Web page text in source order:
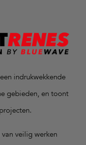
indrukwekkende
gebieden, en toont
veilig werken